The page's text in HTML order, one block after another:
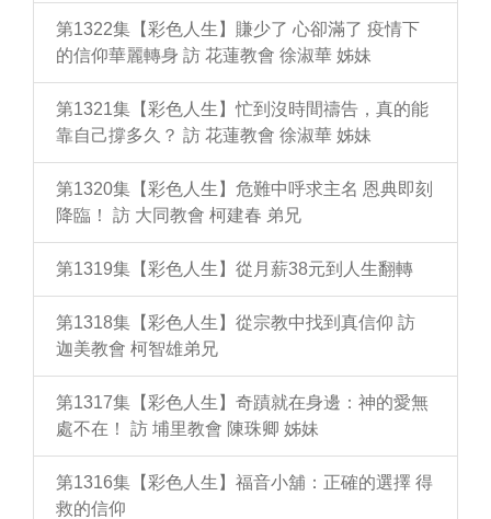
第1322集【彩色人生】賺少了 心卻滿了 疫情下
的信仰華麗轉身 訪 花蓮教會 徐淑華 姊妹
第1321集【彩色人生】忙到沒時間禱告，真的能
靠自己撐多久？ 訪 花蓮教會 徐淑華 姊妹
第1320集【彩色人生】危難中呼求主名 恩典即刻
降臨！ 訪 大同教會 柯建春 弟兄
第1319集【彩色人生】從月薪38元到人生翻轉
第1318集【彩色人生】從宗教中找到真信仰 訪
迦美教會 柯智雄弟兄
第1317集【彩色人生】奇蹟就在身邊：神的愛無
處不在！ 訪 埔里教會 陳珠卿 姊妹
第1316集【彩色人生】福音小舖：正確的選擇 得
救的信仰